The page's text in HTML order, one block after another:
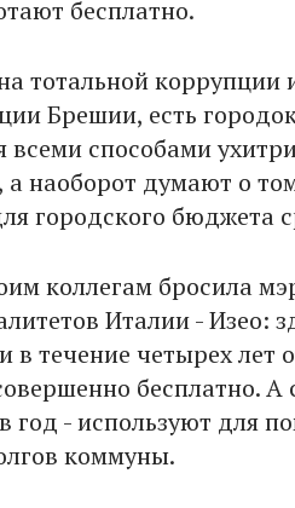
бесплатно.
тотальной коррупции
Брешии, есть
способами
наоборот думают о
городского бюджета
коллегам бросила
Италии - Изео:
в течение четырех лет
бесплатно.
год - используют для
коммуны.